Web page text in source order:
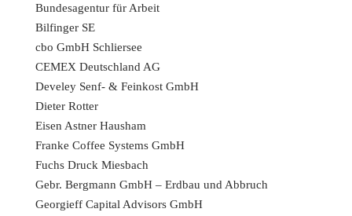
Bundesagentur für Arbeit
Bilfinger SE
cbo GmbH Schliersee
CEMEX Deutschland AG
Develey Senf- & Feinkost GmbH
Dieter Rotter
Eisen Astner Hausham
Franke Coffee Systems GmbH
Fuchs Druck Miesbach
Gebr. Bergmann GmbH – Erdbau und Abbruch
Georgieff Capital Advisors GmbH